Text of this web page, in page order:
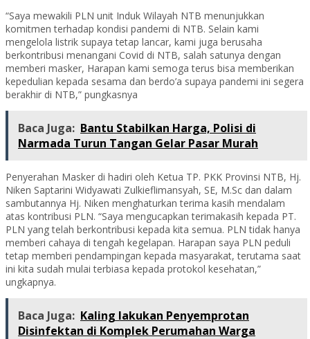
“Saya mewakili PLN unit Induk Wilayah NTB menunjukkan
komitmen terhadap kondisi pandemi di NTB. Selain kami
mengelola listrik supaya tetap lancar, kami juga berusaha
berkontribusi menangani Covid di NTB, salah satunya dengan
memberi masker, Harapan kami semoga terus bisa memberikan
kepedulian kepada sesama dan berdo’a supaya pandemi ini segera
berakhir di NTB,” pungkasnya
Baca Juga: Bantu Stabilkan Harga, Polisi di
Narmada Turun Tangan Gelar Pasar Murah
Penyerahan Masker di hadiri oleh Ketua TP. PKK Provinsi NTB, Hj.
Niken Saptarini Widyawati Zulkieflimansyah, SE, M.Sc dan dalam
sambutannya Hj. Niken menghaturkan terima kasih mendalam
atas kontribusi PLN. “Saya mengucapkan terimakasih kepada PT.
PLN yang telah berkontribusi kepada kita semua. PLN tidak hanya
memberi cahaya di tengah kegelapan. Harapan saya PLN peduli
tetap memberi pendampingan kepada masyarakat, terutama saat
ini kita sudah mulai terbiasa kepada protokol kesehatan,”
ungkapnya.
Baca Juga: Kaling lakukan Penyemprotan
Disinfektan di Komplek Perumahan Warga